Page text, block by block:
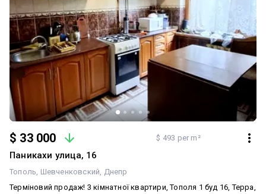
$ 33 000 $ 493 per m²
Паникахи улица, 16
Тополь Шевченковский Днепр
Терміновий продаж! 3 кімнатної квартири, Тополя 1 буд 16, Терра,